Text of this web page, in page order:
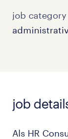
job category
job
Als HR